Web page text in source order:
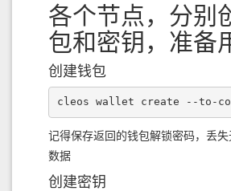
各个节点，分别
包和密钥，准备
创建钱包
cleos wallet create --to-
记得保存返回的钱包解锁密码，丢
数据
创建密钥